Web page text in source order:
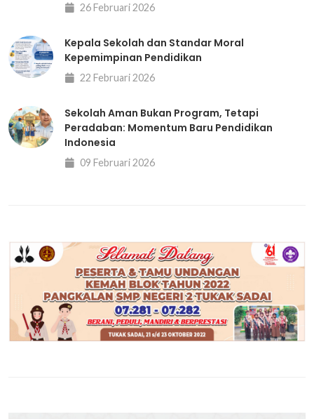
26 Februari 2026
Kepala Sekolah dan Standar Moral
Kepemimpinan Pendidikan
22 Februari 2026
Sekolah Aman Bukan Program, Tetapi
Peradaban: Momentum Baru Pendidikan
Indonesia
09 Februari 2026